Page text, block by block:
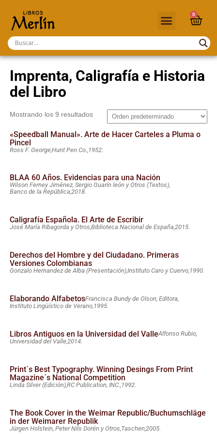
0
Imprenta, Caligrafía e Historia
del Libro
Mostrando los 9 resultados
«Speedball Manual». Arte de Hacer Carteles a Pluma o
Pincel
Ross F. George,Hunt Pen Co., 1952.
BLAA 60 Años. Evidencias para una Nación
Wilson Ferney Jiménez, Sergio Guarín león y Otros (Textos),
Banco de la República,2018.
Caligrafía Española. El Arte de Escribir
José María Ribagorda y Otros,Biblioteca Nacional de España,2015.
Derechos del Hombre y del Ciudadano. Primeras
Versiones Colombianas
Gonzalo Hernandez de Alba (Presentación),Instituto Caro y Cuervo,1990.
Elaborando AlfabetosFrancisca Bundy de Olson, Editora,
Instituto Lingüístico de Verano,1995.
Libros Antiguos en la Universidad del ValleAlfonso Rubio,
Universidad del Valle, 2014.
Print´s Best Typography. Winning Desings From Print
Magazine´s National Competition
Linda Silver (Edición),RC Publication, INC., 1992.
The Book Cover in the Weimar Republic/Buchumschläge
in der Weimarer Republik
Jürgen Holstein, Peter Nils Dorén y Otros, Taschen, 2005.